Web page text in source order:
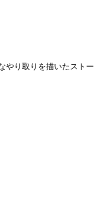
やり取りを描いたストー